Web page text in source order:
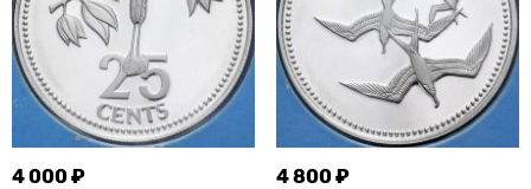
4 000 ₽ 4 800 ₽